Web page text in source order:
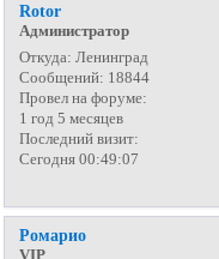
Rotor
Администратор
Откуда: Ленинград
Сообщений: 18844
Провел на форуме:
1 год 5 месяцев
Последний визит:
Сегодня 00:49:07
Ромарио